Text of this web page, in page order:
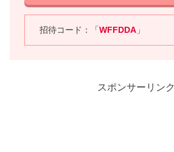
招待コード：「WFFDDA 」
スポンサーリンク